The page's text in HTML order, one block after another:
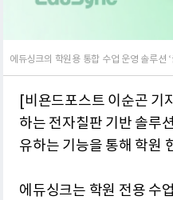
에듀싱크의 학원용 통합 수업 운영 솔루션
[비욘드포스트 이순곤 기
하는 전자칠판 기반 솔루
유하는 기능을 통해 학원
에듀싱크는 학원 전용 수